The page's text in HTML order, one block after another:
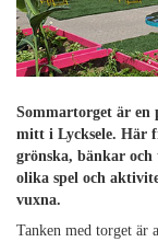
Sommartorget är en
mitt i Lycksele. Här
grönska, bänkar
olika spel och
vuxna.
Tanken med torget är